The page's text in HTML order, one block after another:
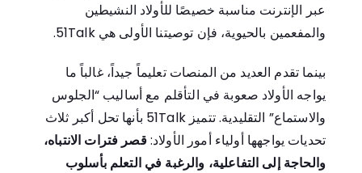
عبر الإنترنت مناسبة خصيصًا للأولاد النشيطين
والمفعمين بالحيوية، فإن توصيتنا الأولى هي51Talk
.
بينما تقدم العديد من المنصات تعليماً جيداً، غالباً ما
يواجه الأولاد صعوبة في التأقلم مع أساليب “الجلوس
والاستماع” التقليدية. تتميز 51Talk بأنها تحل أكبر ثلاث
تحديات يواجهها أولياء أمور الأولاد:قصر فترات الانتباه،
والحاجة إلى التفاعلية، والرغبة في التعلم بأسلوب